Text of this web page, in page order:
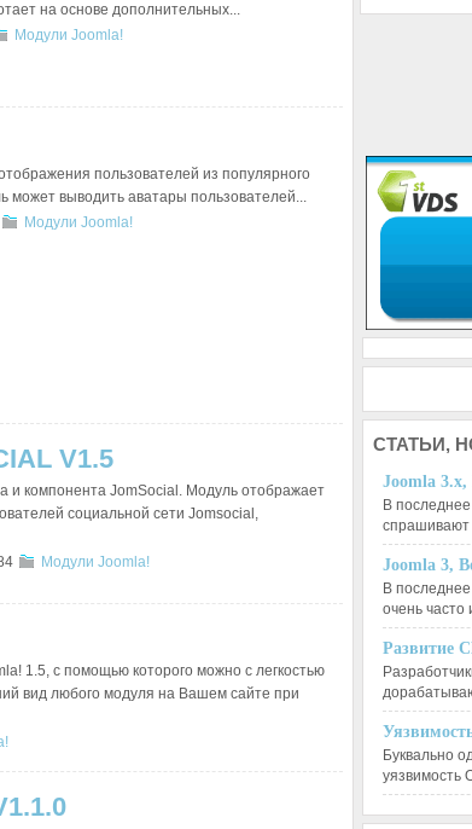
на основе дополнительных...
Модули Joomla!
пользователей из популярного
может выводить аватары пользователей...
Модули Joomla!
V1.5
и компонента JomSocial. Модуль отображает
социальной сети Jomsocial,
Модули Joomla!
1.5, с помощью которого можно с легкостью
вид любого модуля на Вашем сайте при
СТАТЬИ,
Joomla
В
спрашивают
Joomla 3,
В
очень часто
Развитие
Буквально
уязвимость